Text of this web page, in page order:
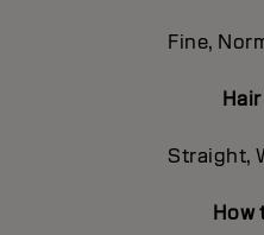
Fine,
Straight,
How